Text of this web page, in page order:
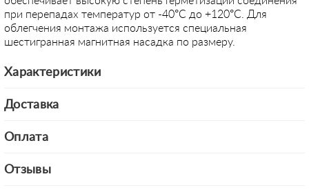
при перепадах температур от -40°С до +120°С. Для
облегчения монтажа используется специальная
шестигранная магнитная насадка по размеру.
Характеристики
Доставка
Оплата
Отзывы